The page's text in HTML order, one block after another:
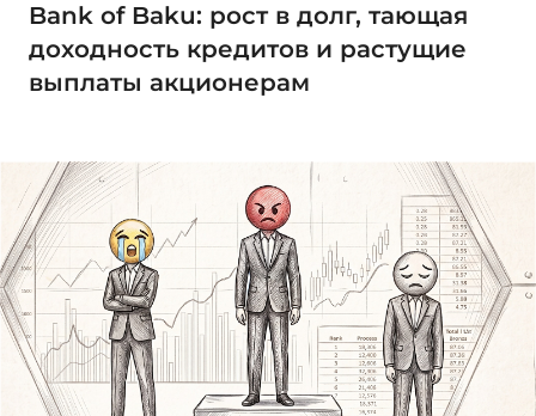
Bank of Baku: рост в долг, тающая
доходность кредитов и растущие
выплаты акционерам